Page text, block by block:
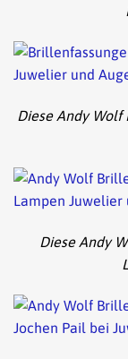
Diese Andy
Diese Andy